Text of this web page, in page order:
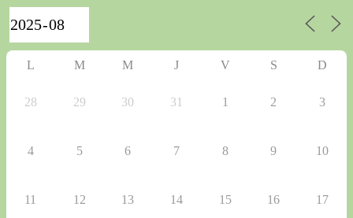
L M M J V S D
28 29 30 31 1 2 3
4 5 6 7 8 9 10
11 12 13 14 15 16 17